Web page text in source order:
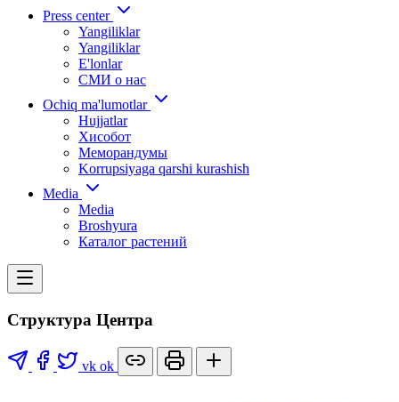
Press center
Yangiliklar
Yangiliklar
E'lonlar
СМИ о нас
Ochiq ma'lumotlar
Hujjatlar
Хисобот
Меморандумы
Korrupsiyaga qarshi kurashish
Media
Media
Broshyura
Каталог растений
Структура Центра
vk ok